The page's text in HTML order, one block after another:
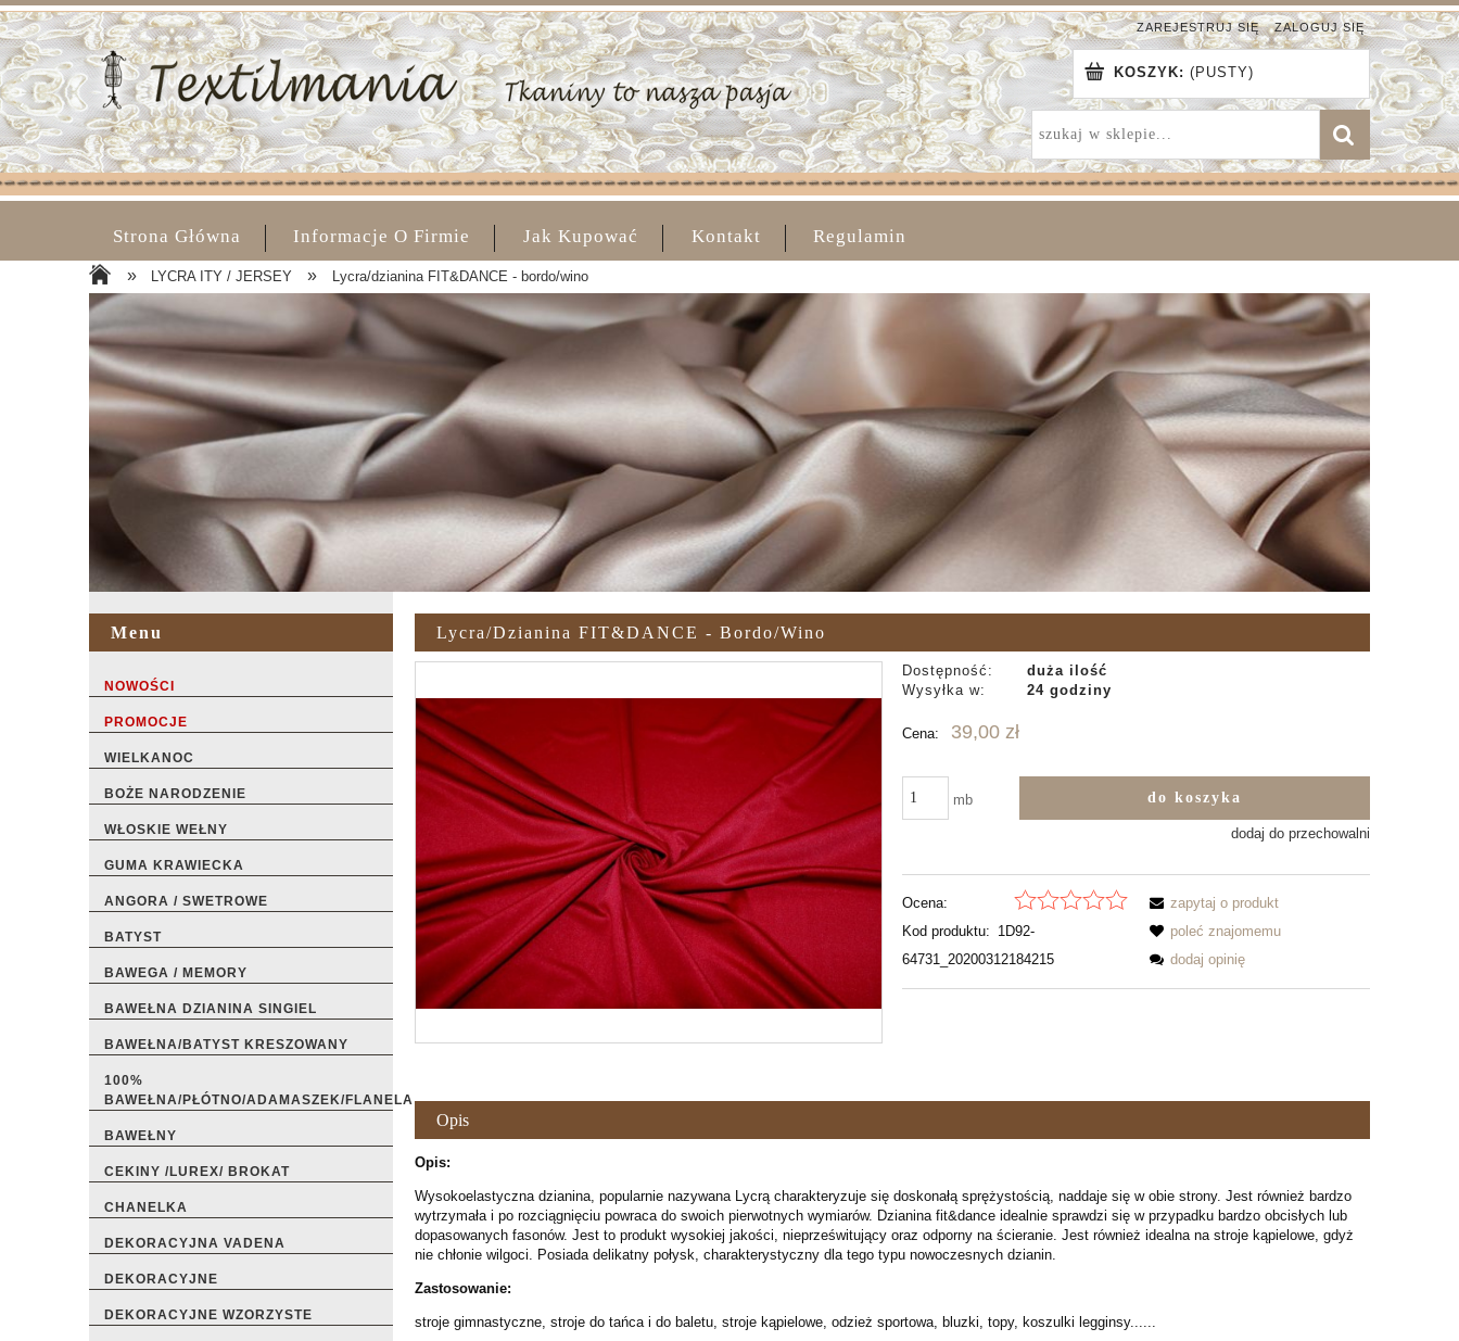
ZAREJESTRUJ SIĘ ZALOGUJ SIĘ
KOSZYK: (PUSTY)
Strona Główna Informacje O Firmie Jak Kupować Kontakt Regulamin
» LYCRA ITY / JERSEY » Lycra/dzianina FIT&DANCE - bordo/wino
Menu
NOWOŚCI
PROMOCJE
WIELKANOC
BOŻE NARODZENIE
WŁOSKIE WEŁNY
GUMA KRAWIECKA
ANGORA / SWETROWE
BATYST
BAWEGA / MEMORY
BAWEŁNA DZIANINA SINGIEL
BAWEŁNA/BATYST KRESZOWANY
100%
BAWEŁNA/PŁÓTNO/ADAMASZEK/FLANELA
BAWEŁNY
CEKINY /LUREX/ BROKAT
CHANELKA
DEKORACYJNA VADENA
DEKORACYJNE
DEKORACYJNE WZORZYSTE
Lycra/dzianina FIT&DANCE - Bordo/wino
Dostępność:
duża ilość
Wysyłka w:
24 godziny
Cena: 39,00 zł
mb do koszyka
dodaj do przechowalni
Ocena:
Kod produktu: 1D92-
64731_20200312184215
zapytaj o produkt
poleć znajomemu
dodaj opinię
Opis
Opis:
Wysokoelastyczna dzianina, popularnie nazywana Lycrą charakteryzuje się doskonałą sprężystością, naddaje się w obie strony. Jest również bardzo
wytrzymała i po rozciągnięciu powraca do swoich pierwotnych wymiarów. Dzianina fit&dance idealnie sprawdzi się w przypadku bardzo obcisłych lub
dopasowanych fasonów. Jest to produkt wysokiej jakości, nieprześwitujący oraz odporny na ścieranie. Jest również idealna na stroje kąpielowe, gdyż
nie chłonie wilgoci. Posiada delikatny połysk, charakterystyczny dla tego typu nowoczesnych dzianin.
Zastosowanie:
stroje gimnastyczne, stroje do tańca i do baletu, stroje kąpielowe, odzież sportowa, bluzki, topy, koszulki legginsy......